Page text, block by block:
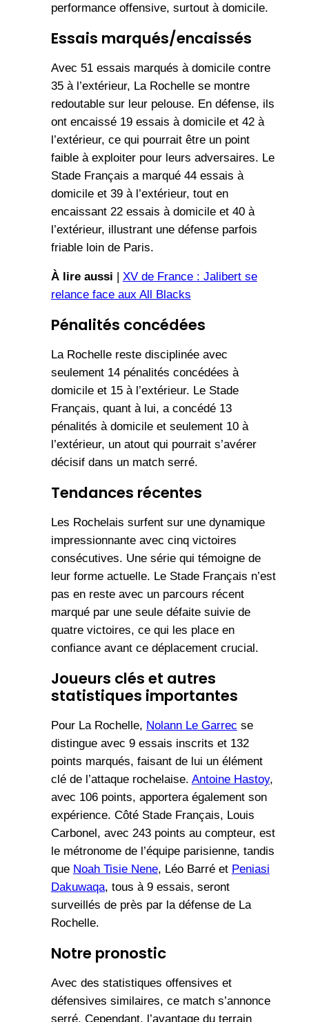
performance offensive, surtout à domicile.
Essais marqués/encaissés
Avec 51 essais marqués à domicile contre
35 à l’extérieur, La Rochelle se montre
redoutable sur leur pelouse. En défense, ils
ont encaissé 19 essais à domicile et 42 à
l’extérieur, ce qui pourrait être un point
faible à exploiter pour leurs adversaires. Le
Stade Français a marqué 44 essais à
domicile et 39 à l’extérieur, tout en
encaissant 22 essais à domicile et 40 à
l’extérieur, illustrant une défense parfois
friable loin de Paris.
À lire aussi
XV de France : Jalibert se
relance face aux All Blacks
Pénalités concédées
La Rochelle reste disciplinée avec
seulement 14 pénalités concédées à
domicile et 15 à l’extérieur. Le Stade
Français, quant à lui, a concédé 13
pénalités à domicile et seulement 10 à
l’extérieur, un atout qui pourrait s’avérer
décisif dans un match serré.
Tendances récentes
Les Rochelais surfent sur une dynamique
impressionnante avec cinq victoires
consécutives. Une série qui témoigne de
leur forme actuelle. Le Stade Français n’est
pas en reste avec un parcours récent
marqué par une seule défaite suivie de
quatre victoires, ce qui les place en
confiance avant ce déplacement crucial.
Joueurs clés et autres
statistiques importantes
Pour La Rochelle, Nolann Le Garrec se
distingue avec 9 essais inscrits et 132
points marqués, faisant de lui un élément
clé de l’attaque rochelaise. Antoine Hastoy,
avec 106 points, apportera également son
expérience. Côté Stade Français, Louis
Carbonel, avec 243 points au compteur, est
le métronome de l’équipe parisienne, tandis
que Noah Tisie Nene, Léo Barré et Peniasi
Dakuwaqa, tous à 9 essais, seront
surveillés de près par la défense de La
Rochelle.
Notre pronostic
Avec des statistiques offensives et
défensives similaires, ce match s’annonce
serré. Cependant, l’avantage du terrain